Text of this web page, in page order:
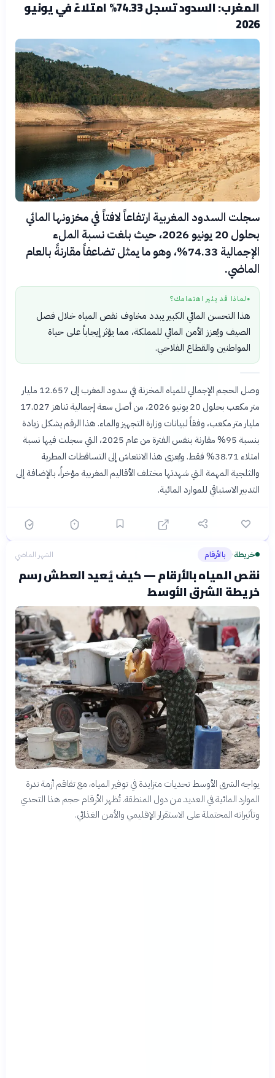
المغرب: السدود تسجل 74.33% امتلاءً في يونيو
2026
سجلت السدود المغربية ارتفاعاً لافتاً في مخزونها المائي
بحلول 20 يونيو 2026، حيث بلغت نسبة الملء
الإجمالية 74.33%، وهو ما يمثل تضاعفاً مقارنةً بالعام
الماضي.
● لماذا قد يثير اهتمامك؟
هذا التحسن المائي الكبير يبدد مخاوف نقص المياه خلال فصل
الصيف ويُعزز الأمن المائي للمملكة، مما يؤثر إيجاباً على حياة
المواطنين والقطاع الفلاحي.
وصل الحجم الإجمالي للمياه المخزنة في سدود المغرب إلى 12.657 مليار
متر مكعب بحلول 20 يونيو 2026، من أصل سعة إجمالية تناهز 17.027
مليار متر مكعب، وفقاً لبيانات وزارة التجهيز والماء. هذا الرقم يشكل زيادة
بنسبة 95% مقارنة بنفس الفترة من عام 2025، التي سجلت فيها نسبة
امتلاء 38.71% فقط. ويُعزى هذا الانتعاش إلى التساقطات المطرية
والثلجية المهمة التي شهدتها مختلف الأقاليم المغربية مؤخراً، بالإضافة إلى
التدبير الاستباقي للموارد المائية.
خريطة› بالأرقام الشهر الماضي
نقص المياه بالأرقام — كيف يُعيد العطش رسم
خريطة الشرق الأوسط
يواجه الشرق الأوسط تحديات متزايدة في توفير المياه، مع تفاقم أزمة ندرة
الموارد المائية في العديد من دول المنطقة. تُظهر الأرقام حجم هذا التحدي
وتأثيراته المحتملة على الاستقرار الإقليمي والأمن الغذائي.